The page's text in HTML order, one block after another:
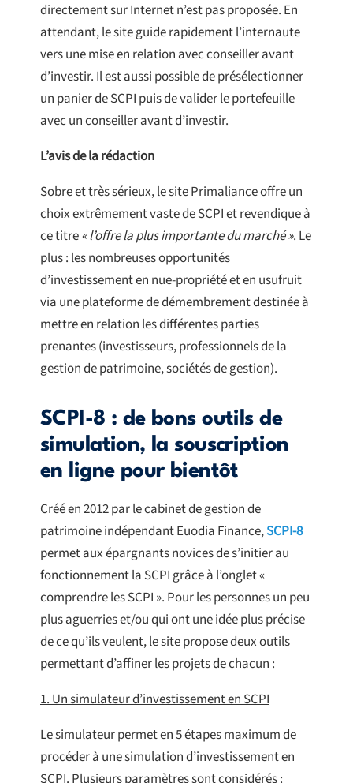
directement sur Internet n’est pas proposée. En
attendant, le site guide rapidement l’internaute
vers une mise en relation avec conseiller avant
d’investir. Il est aussi possible de présélectionner
un panier de SCPI puis de valider le portefeuille
avec un conseiller avant d’investir.
L’avis de la rédaction
Sobre et très sérieux, le site Primaliance offre un
choix extrêmement vaste de SCPI et revendique à
ce titre« l’offre la plus importante du marché ». Le
plus : les nombreuses opportunités
d’investissement en nue-propriété et en usufruit
via une plateforme de démembrement destinée à
mettre en relation les différentes parties
prenantes (investisseurs, professionnels de la
gestion de patrimoine, sociétés de gestion).
SCPI-8 : de bons outils de
simulation, la souscription
en ligne pour bientôt
Créé en 2012 par le cabinet de gestion de
patrimoine indépendant Euodia Finance,SCPI-8
permet aux épargnants novices de s’initier au
fonctionnement la SCPI grâce à l’onglet «
comprendre les SCPI ». Pour les personnes un peu
plus aguerries et/ou qui ont une idée plus précise
de ce qu’ils veulent, le site propose deux outils
permettant d’affiner les projets de chacun :
1. Un simulateur d’investissement en SCPI
Le simulateur permet en 5 étapes maximum de
procéder à une simulation d’investissement en
SCPI. Plusieurs paramètres sont considérés :